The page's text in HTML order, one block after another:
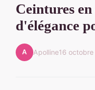
Ceintures
d'élégance
A Apolline16